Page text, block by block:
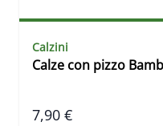
Calzini
Calze con pizzo
7,90 €